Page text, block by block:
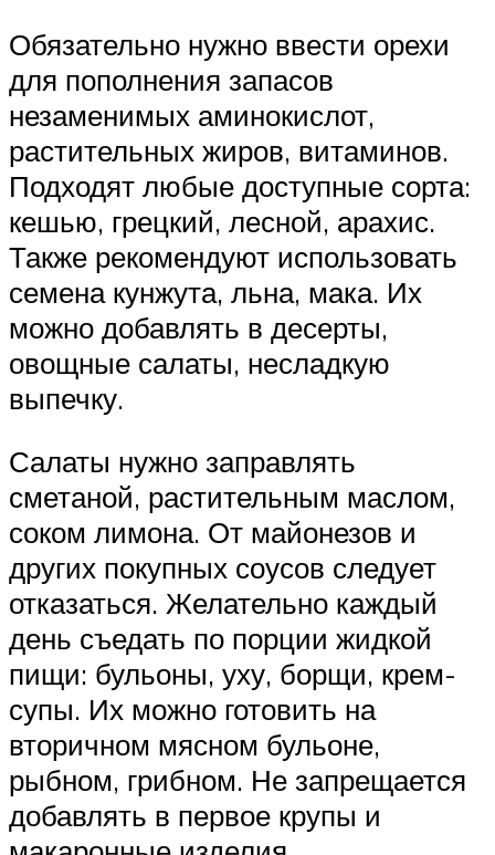
Обязательно нужно ввести орехи
для пополнения запасов
незаменимых аминокислот,
растительных жиров, витаминов.
Подходят любые доступные сорта:
кешью, грецкий, лесной, арахис.
Также рекомендуют использовать
семена кунжута, льна, мака. Их
можно добавлять в десерты,
овощные салаты, несладкую
выпечку.
Салаты нужно заправлять
сметаной, растительным маслом,
соком лимона. От майонезов и
других покупных соусов следует
отказаться. Желательно каждый
день съедать по порции жидкой
пищи: бульоны, уху, борщи, крем-
супы. Их можно готовить на
вторичном мясном бульоне,
рыбном, грибном. Не запрещается
добавлять в первое крупы и